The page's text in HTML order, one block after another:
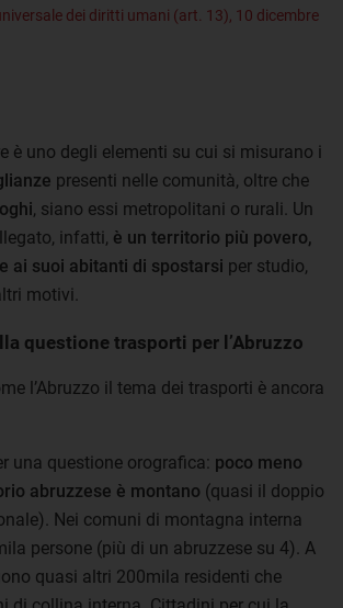
dei diritti umani (art. 13), 10 dicembre
è uno degli elementi su cui si misurano i
presenti nelle comunità, oltre che
, siano essi metropolitani o rurali. Un
infatti, è un territorio più povero,
ai suoi abitanti di spostarsi per studio,
motivi.
questione trasporti per l’Abruzzo
l’Abruzzo il tema dei trasporti è ancora
una questione orografica: poco meno
abruzzese è montano (quasi il doppio
Nei comuni di montagna interna
persone (più di un abruzzese su 4). A
quasi altri 200mila residenti che